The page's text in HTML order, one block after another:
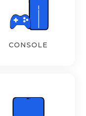
CONSOLE